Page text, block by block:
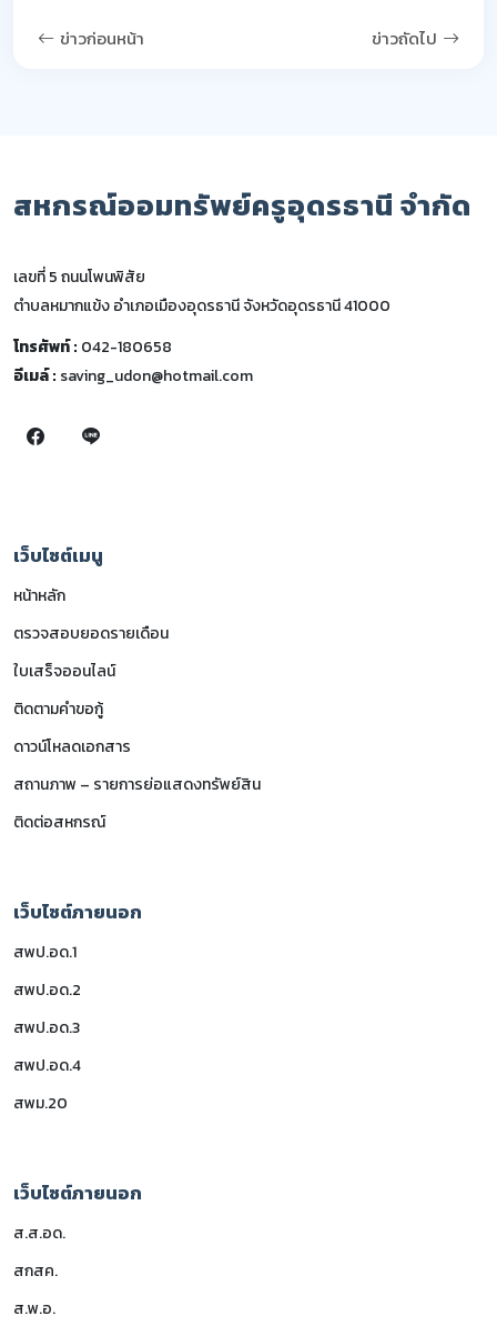
ข่าวก่อนหน้า ข่าวถัดไป
สหกรณ์ออมทรัพย์ครูอุดรธานี จำกัด
เลขที่ 5 ถนนโพนพิสัย
ตำบลหมากแข้ง อำเภอเมืองอุดรธานี จังหวัดอุดรธานี 41000
โทรศัพท์ : 042-180658
อีเมล์ : saving_udon@hotmail.com
เว็บไซต์เมนู
หน้าหลัก
ตรวจสอบยอดรายเดือน
ใบเสร็จออนไลน์
ติดตามคำขอกู้
ดาวน์โหลดเอกสาร
สถานภาพ – รายการย่อแสดงทรัพย์สิน
ติดต่อสหกรณ์
เว็บไซต์ภายนอก
สพป.อด.1
สพป.อด.2
สพป.อด.3
สพป.อด.4
สพม.20
เว็บไซต์ภายนอก
ส.ส.อด.
สกสค.
ส.พ.อ.